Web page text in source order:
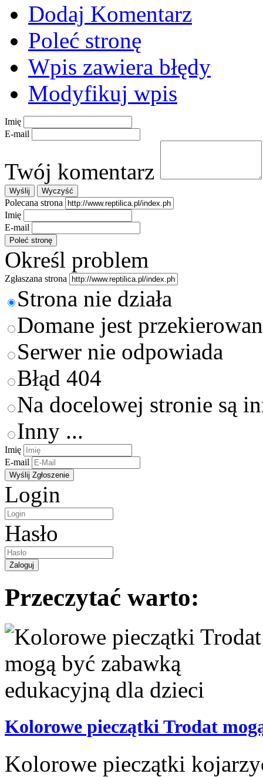
Dodaj Komentarz
Poleć stronę
Wpis zawiera błędy
Modyfikuj wpis
Imię
E-mail
Twój komentarz
Polecana strona
Imię
E-mail
Określ problem
Zgłaszana strona
Strona nie działa
Domane jest
Serwer nie odpowiada
Błąd 404
Na docelowej stronie są
Inny ...
Imię
E-mail
Login
Hasło
Przeczytać warto:
Kolorowe pieczątki Trodat
Kolorowe pieczątki